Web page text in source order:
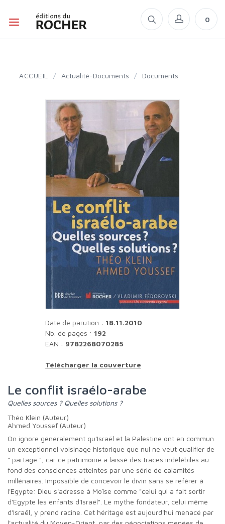
0
ACCUEIL / Actualité-Documents / Documents
Date de parution : 18.11.2010
Nb. de pages : 192
EAN : 9782268070285
Télécharger la couverture
Le conflit israélo-arabe
Quelles sources ? Quelles solutions ?
Théo Klein (Auteur)
Ahmed Youssef (Auteur)
On ignore généralement qu'Israël et la Palestine ont en commun
un exceptionnel voisinage historique que nul ne veut qualifier de
" partage ", car ce patrimoine a laissé des traces indélébiles au
fond des consciences atteintes par une série de calamités
millénaires. Impossible de concevoir le divin sans se référer à
l'Egypte: Dieu s'adresse à Moïse comme "celui qui a fait sortir
d'Egypte les enfants d'Israël". Le mythe fondateur, celui même
d'Israël, y prend racine. Cet héritage est aujourd'hui menacé par